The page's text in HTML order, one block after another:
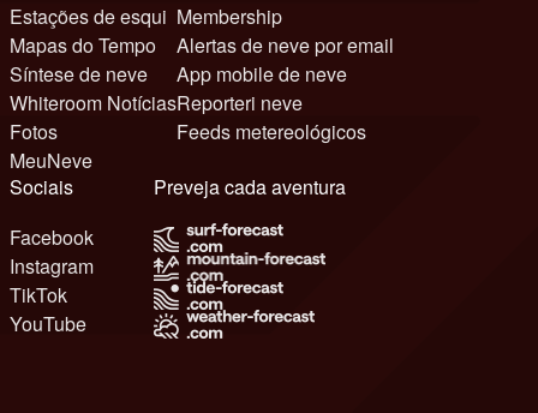
Estações de esqui
Mapas do Tempo
Síntese de neve
Whiteroom Notícias
Fotos
MeuNeve
Membership
Alertas de neve por email
App mobile de neve
Reporteri neve
Feeds metereológicos
Sociais
Facebook
Instagram
TikTok
YouTube
Preveja cada aventura